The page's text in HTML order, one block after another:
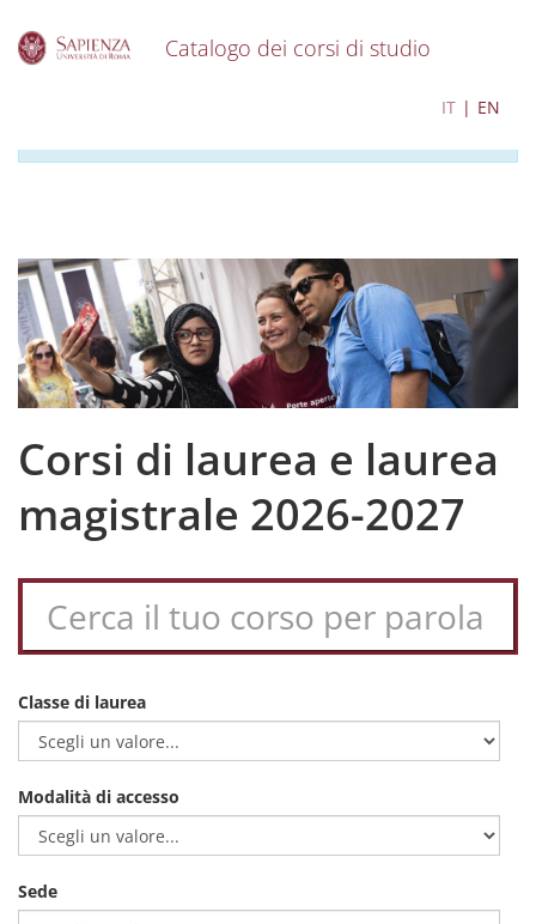
Catalogo dei corsi di studio
IT EN
I contenuti del catalogo per l'a.a. 2026-2027 sono in
Corsi di laurea e laurea
magistrale 2026-2027
Classe di laurea
Modalità di accesso
Sede